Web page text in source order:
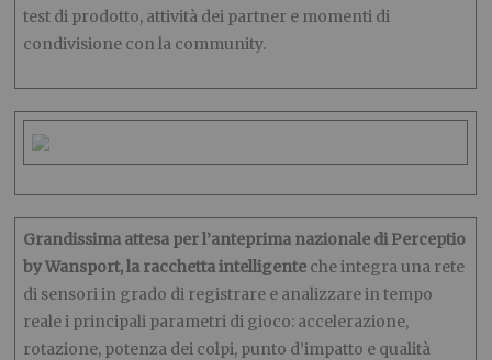
test di prodotto, attività dei partner e momenti di
condivisione con la community.
Grandissima attesa per l’anteprima nazionale di Perceptio
by Wansport, la racchetta intelligente che integra una rete
di sensori in grado di registrare e analizzare in tempo
reale i principali parametri di gioco: accelerazione,
rotazione, potenza dei colpi, punto d’impatto e qualità